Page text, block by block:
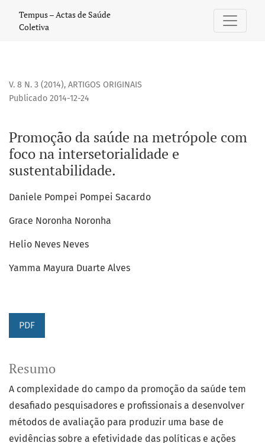
Promoção da saúde na metrópole com foco na
Tempus – Actas de Saúde
Coletiva
V. 8 N. 3 (2014), ARTIGOS ORIGINAIS
Promoção da saúde na metrópole com
foco na intersetorialidade e
sustentabilidade.
Publicado 2014-12-24
Daniele Pompei Pompei Sacardo
Grace Noronha Noronha
Helio Neves Neves
Yamma Mayura Duarte Alves
PDF
Resumo
A complexidade do campo da promoção da saúde tem
desafiado pesquisadores e profissionais a desenvolver
métodos de avaliação para produzir uma base de
evidências sobre a efetividade das políticas e ações